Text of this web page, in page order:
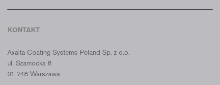
KONTAKT
Axalta Coating Systems Poland Sp. z o.o.
ul. Szamocka 8
01-748 Warszawa